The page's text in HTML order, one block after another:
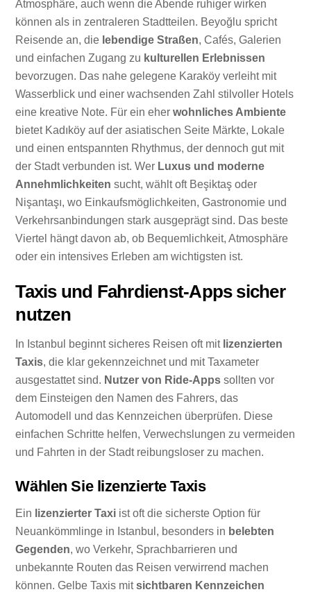
Atmosphäre, auch wenn die Abende ruhiger wirken
können als in zentraleren Stadtteilen. Beyoğlu spricht
Reisende an, die lebendige Straßen, Cafés, Galerien
und einfachen Zugang zu kulturellen Erlebnissen
bevorzugen. Das nahe gelegene Karaköy verleiht mit
Wasserblick und einer wachsenden Zahl stilvoller Hotels
eine kreative Note. Für ein eherwohnliches Ambiente
bietet Kadıköy auf der asiatischen Seite Märkte, Lokale
und einen entspannten Rhythmus, der dennoch gut mit
der Stadt verbunden ist. Wer Luxus und moderne
Annehmlichkeiten sucht, wählt oft Beşiktaş oder
Nişantaşı, wo Einkaufsmöglichkeiten, Gastronomie und
Verkehrsanbindungen stark ausgeprägt sind. Das beste
Viertel hängt davon ab, ob Bequemlichkeit, Atmosphäre
oder ein intensives Erleben am wichtigsten ist.
Taxis und Fahrdienst-Apps sicher
nutzen
In Istanbul beginnt sicheres Reisen oft mit lizenzierten
Taxis, die klar gekennzeichnet und mit Taxameter
ausgestattet sind. Nutzer von Ride-Apps sollten vor
dem Einsteigen den Namen des Fahrers, das
Automodell und das Kennzeichen überprüfen. Diese
einfachen Schritte helfen, Verwechslungen zu vermeiden
und Fahrten in der Stadt reibungsloser zu machen.
Wählen Sie lizenzierte Taxis
Ein lizenzierter Taxi ist oft die sicherste Option für
Neuankömmlinge in Istanbul, besonders in belebten
Gegenden, wo Verkehr, Sprachbarrieren und
unbekannte Routen das Reisen verwirrend machen
können. Gelbe Taxis mitsichtbaren Kennzeichen